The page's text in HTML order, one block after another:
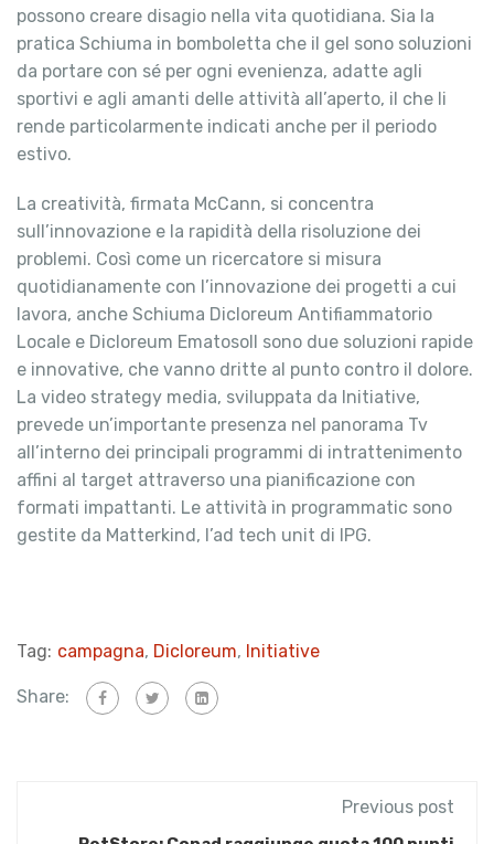
possono creare disagio nella vita quotidiana. Sia la
pratica Schiuma in bomboletta che il gel sono soluzioni
da portare con sé per ogni evenienza, adatte agli
sportivi e agli amanti delle attività all’aperto, il che li
rende particolarmente indicati anche per il periodo
estivo.
La creatività, firmata McCann, si concentra
sull’innovazione e la rapidità della risoluzione dei
problemi. Così come un ricercatore si misura
quotidianamente con l’innovazione dei progetti a cui
lavora, anche Schiuma Dicloreum Antifiammatorio
Locale e Dicloreum Ematosoll sono due soluzioni rapide
e innovative, che vanno dritte al punto contro il dolore.
La video strategy media, sviluppata da Initiative,
prevede un’importante presenza nel panorama Tv
all’interno dei principali programmi di intrattenimento
affini al target attraverso una pianificazione con
formati impattanti. Le attività in programmatic sono
gestite da Matterkind, l’ad tech unit di IPG.
Tag: campagna, Dicloreum, Initiative
Share:
Previous post